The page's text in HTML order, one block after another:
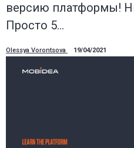
версию платформы!
Просто 5…
Olessya Vorontsova 19/04/2021